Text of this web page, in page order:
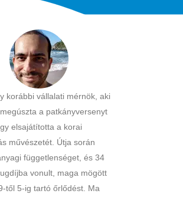
korábbi vállalati mérnök, aki
a patkányversenyt
elsajátította a korai
művészetét. Útja során
függetlenséget, és 34
vonult, maga mögött
től 5-ig tartó őrlődést. Ma